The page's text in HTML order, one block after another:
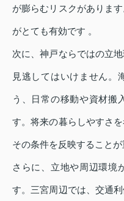
が膨らむリスクがありま
がとても有効です 。
次に、神戸ならではの立
見逃してはいけません。
う、日常の移動や資材搬
す。将来の暮らしやすさ
その条件を反映することが
さらに、立地や周辺環境
す。三宮周辺では、交通